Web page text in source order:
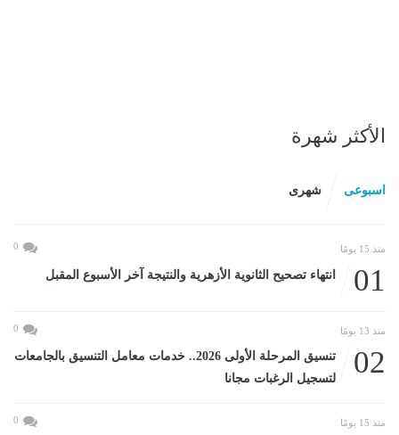
الأكثر شهرة
اسبوعى شهرى
منذ 15 يومًا 0
01 انتهاء تصحيح الثانوية الأزهرية والنتيجة آخر الأسبوع المقبل
منذ 13 يومًا 0
02
تنسيق المرحلة الأولى 2026.. خدمات معامل التنسيق بالجامعات
لتسجيل الرغبات مجانا
منذ 15 يومًا 0